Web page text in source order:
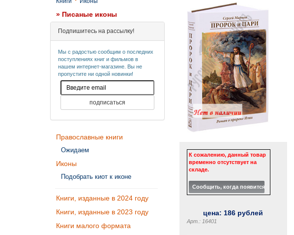
» Писаные иконы
Подпишитесь на рассылку!
Мы с радостью сообщим о последних
поступлениях книг и фильмов в
нашем интернет-магазине. Вы не
пропустите ни одной новинки!
Православные книги
Ожидаем
Иконы
Подобрать киот к иконе
Книги, изданные в 2024 году
Книги, изданные в 2023 году
Книги малого формата
К сожалению, данный товар
временно отсутствует на
складе.
цена: 186 рублей
Арт.: 16401